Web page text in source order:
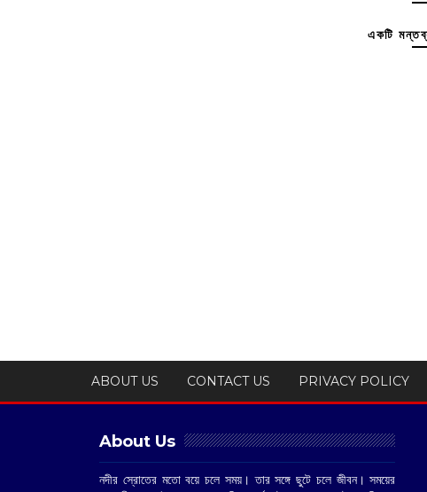
একটি
ABOUT US CONTACT US PRIVACY POLICY
About Us
নদীর স্রোতের মতো বয়ে চলে সময়। তার সঙ্গে ছুটে চলে জীবন। সময়ের